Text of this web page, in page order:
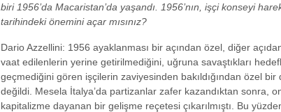
biri 1956’da Macaristan’da yaşandı. 1956’nın, işçi konseyi
tarihindeki önemini açar mısınız?
Dario Azzellini: 1956 ayaklanması bir açından özel, diğer
vaat edilenlerin yerine getirilmediğini, uğruna savaştıkları
geçmediğini gören işçilerin zaviyesinden bakıldığından özel
değildi. Mesela İtalya’da partizanlar zafer kazandıktan sonra,
kapitalizme dayanan bir gelişme reçetesi çıkarılmıştı. Bu